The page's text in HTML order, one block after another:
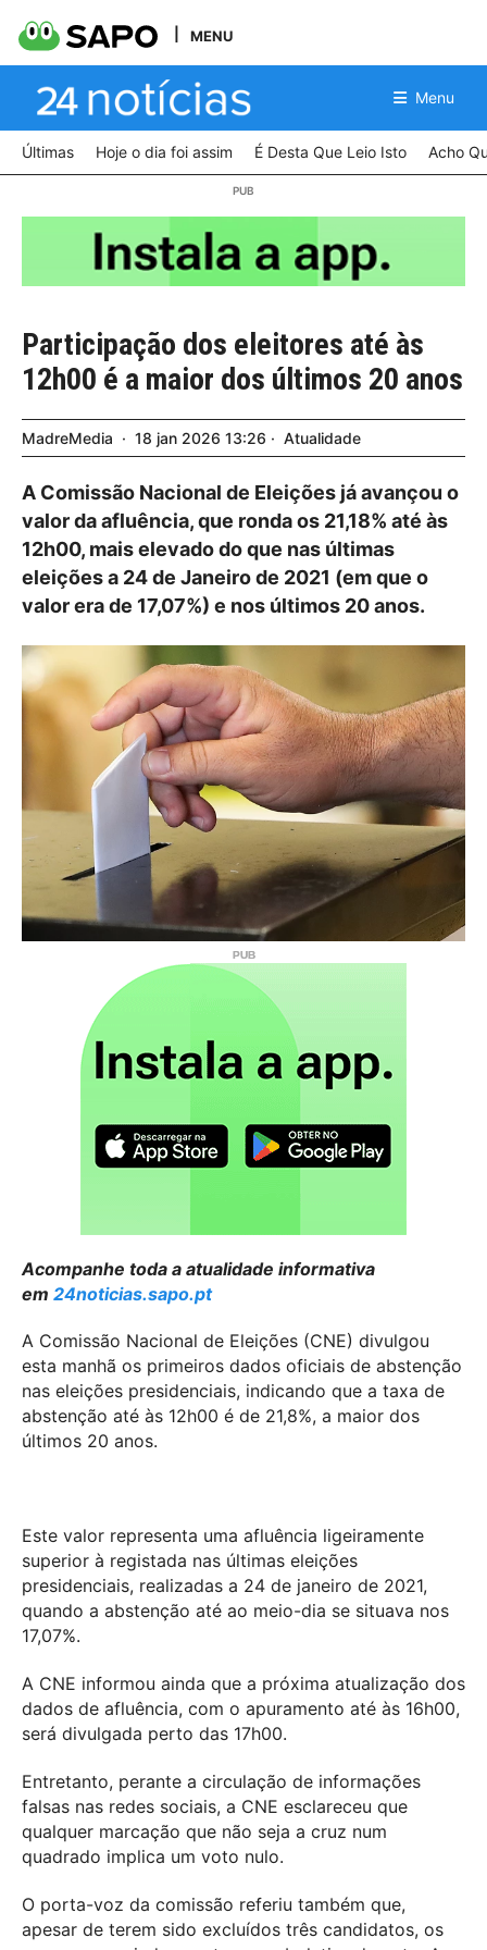
MENU
Menu
Últimas Hoje o dia foi assim É Desta Que Leio Isto Acho
Participação dos eleitores até às
12h00 é a maior dos últimos 20 anos
MadreMedia 18 jan 2026 13:26 Atualidade
A Comissão Nacional de Eleições já avançou o
valor da afluência, que ronda os 21,18% até às
12h00, mais elevado do que nas últimas
eleições a 24 de Janeiro de 2021 (em que o
valor era de 17,07%) e nos últimos 20 anos.
Acompanhe toda a atualidade informativa
em 24noticias.sapo.pt
A Comissão Nacional de Eleições (CNE) divulgou
esta manhã os primeiros dados oficiais de abstenção
nas eleições presidenciais, indicando que a taxa de
abstenção até às 12h00 é de 21,8%, a maior dos
últimos 20 anos.
Este valor representa uma afluência ligeiramente
superior à registada nas últimas eleições
presidenciais, realizadas a 24 de janeiro de 2021,
quando a abstenção até ao meio-dia se situava nos
17,07%.
A CNE informou ainda que a próxima atualização dos
dados de afluência, com o apuramento até às 16h00,
será divulgada perto das 17h00.
Entretanto, perante a circulação de informações
falsas nas redes sociais, a CNE esclareceu que
qualquer marcação que não seja a cruz num
quadrado implica um voto nulo.
O porta-voz da comissão referiu também que,
apesar de terem sido excluídos três candidatos, os